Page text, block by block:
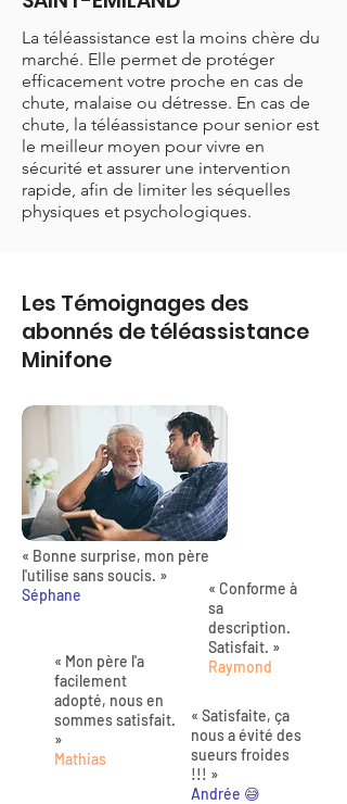
La téléassistance est la moins chère du
marché. Elle permet de protéger
efficacement votre proche en cas de
chute, malaise ou détresse. En cas de
chute, la téléassistance pour senior est
le meilleur moyen pour vivre en
sécurité et assurer une intervention
rapide, afin de limiter les séquelles
physiques et psychologiques.
Les Témoignages des
abonnés de téléassistance
Minifone
« Bonne surprise, mon père
l'utilise sans soucis. »
Séphane
« Mon père l'a
facilement
adopté, nous en
sommes satisfait.
»
Mathias
« Conforme à
sa
description.
Satisfait. »
Raymond
« Satisfaite, ça
nous a évité des
sueurs froides
!!! »
Andrée 😅